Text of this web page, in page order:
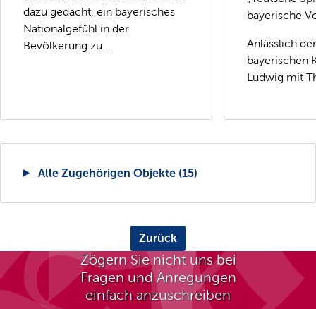
dazu gedacht, ein bayerisches
Nationalgefühl in der
Bevölkerung zu...
bayerische
Anlässlich
bayerischen
Ludwig mit
Alle Zugehörigen Objekte (15)
Zurück
Zögern Sie nicht uns bei
Fragen und Anregungen
einfach anzuschreiben